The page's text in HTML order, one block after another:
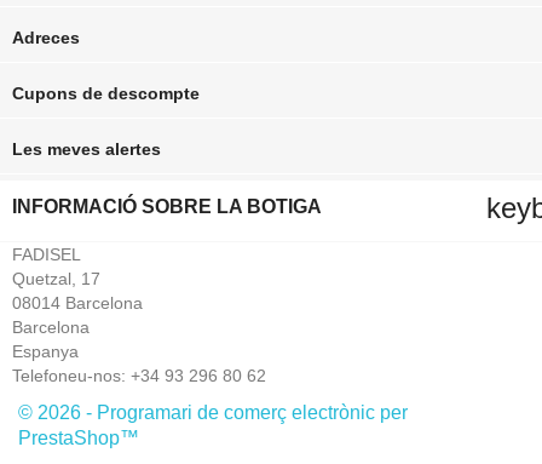
Adreces
Cupons de descompte
Les meves alertes
INFORMACIÓ SOBRE LA BOTIGA
FADISEL
Quetzal, 17
08014 Barcelona
Barcelona
Espanya
Telefoneu-nos: +34 93 296 80 62
© 2026 - Programari de comerç electrònic per
PrestaShop™